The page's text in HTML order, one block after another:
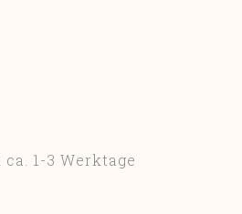
1-3 Werktage